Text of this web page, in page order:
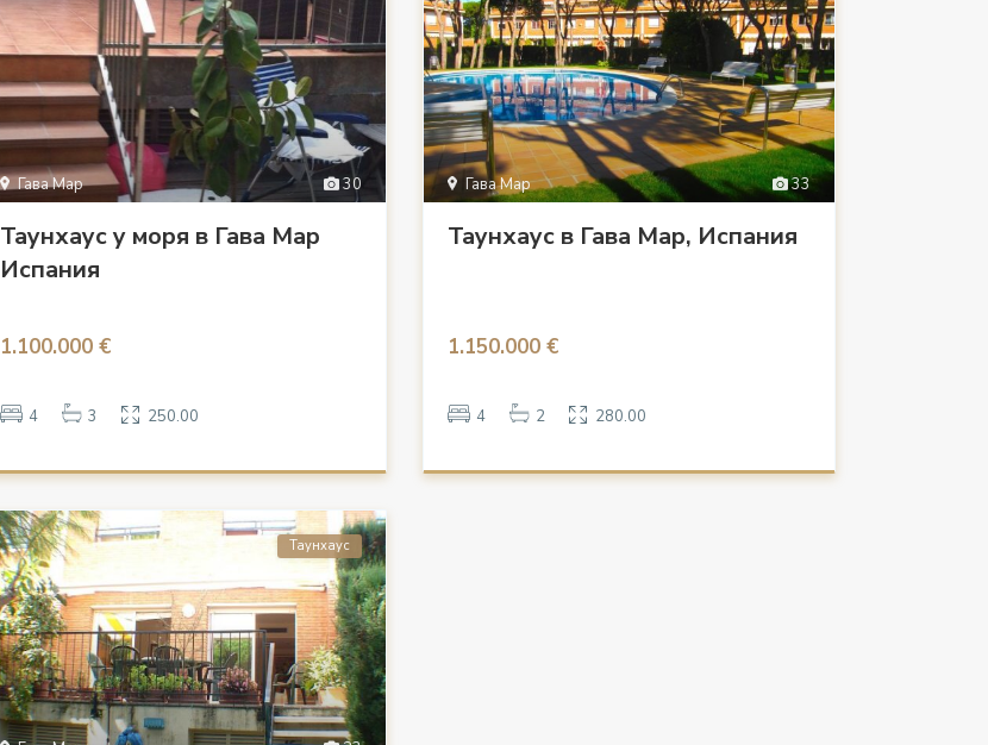
30
Гава Мар
Таунхаус у моря в Гава Мар
Испания
1.100.000 €
4 3 250.00
33
Гава Мар
Таунхаус в Гава Мар, Испания
1.150.000 €
4 2 280.00
Таунхаус